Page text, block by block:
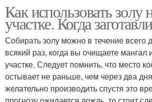
Как использовать золу
участке. Когда
Собирать золу можно в течение всего
всякий раз, когда вы очищаете мангал
участке. Следует помнить, что место
остывает не раньше, чем через два
желательно производить спустя это